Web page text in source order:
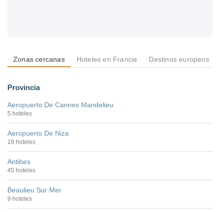
Zonas cercanas Hoteles en Francia Destinos europeos
Provincia
Aeropuerto De Cannes Mandelieu
5 hoteles
Aeropuerto De Niza
19 hoteles
Antibes
45 hoteles
Beaulieu Sur Mer
9 hoteles